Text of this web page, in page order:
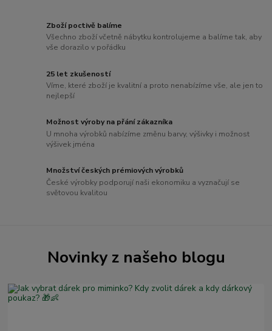
Zboží poctivě balíme
Všechno zboží včetně nábytku kontrolujeme a balíme tak, aby
vše dorazilo v pořádku
25 let zkušeností
Víme, které zboží je kvalitní a proto nenabízíme vše, ale jen to
nejlepší
Možnost výroby na přání zákazníka
U mnoha výrobků nabízíme změnu barvy, výšivky i možnost
výšivek jména
Množství českých prémiových výrobků
České výrobky podporují naši ekonomiku a vyznačují se
světovou kvalitou
Novinky z našeho blogu